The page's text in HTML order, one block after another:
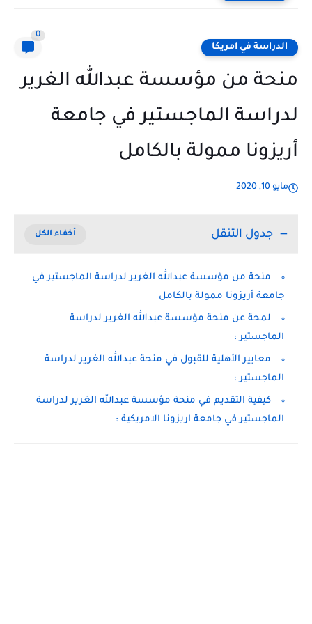
الدراسة في امريكا
0
منحة من مؤسسة عبدالله الغرير
لدراسة الماجستير في جامعة
أريزونا ممولة بالكامل
مايو 10, 2020
جدول التنقل
منحة من مؤسسة عبدالله الغرير لدراسة الماجستير في
جامعة أريزونا ممولة بالكامل
لمحة عن منحة مؤسسة عبدالله الغرير لدراسة
الماجستير :
معايير الأهلية للقبول في منحة عبدالله الغرير لدراسة
الماجستير :
كيفية التقديم في منحة مؤسسة عبدالله الغرير لدراسة
الماجستير في جامعة اريزونا الامريكية :